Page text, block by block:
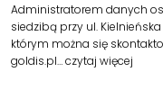
Administratorem danych
siedzibą przy ul.
którym można się
goldis.pl…czytaj więcej